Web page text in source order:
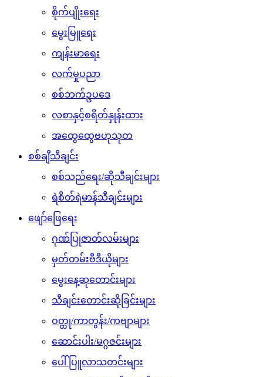
စိုက်ပျိုးရေး
မွေးမြူရေး
ကျန်းမာရေး
လက်မှုပညာ
စစ်ဘက်ဥပဒေ
လစာနှင့်စရိတ်နှုန်းထား
အထွေထွေဗဟုသုတ
စစ်ချီသီချင်း
စစ်သည်ရေး/ဆိုသီချင်းများ
ရဲစိတ်ရဲမာန်သီချင်းများ
ဖျော်ဖြေရေး
ဂုဏ်ပြုဇာတ်လမ်းများ
မှတ်တမ်းဗီဒီယိုများ
မွေးနေ့ဆုတောင်းများ
သီချင်းတောင်းဆိုခြင်းများ
ဝတ္ထု/ကာတွန်း/ကဗျာများ
ဆောင်းပါး/မဂ္ဂဇင်းများ
ပေါ်ပြူလာသတင်းများ